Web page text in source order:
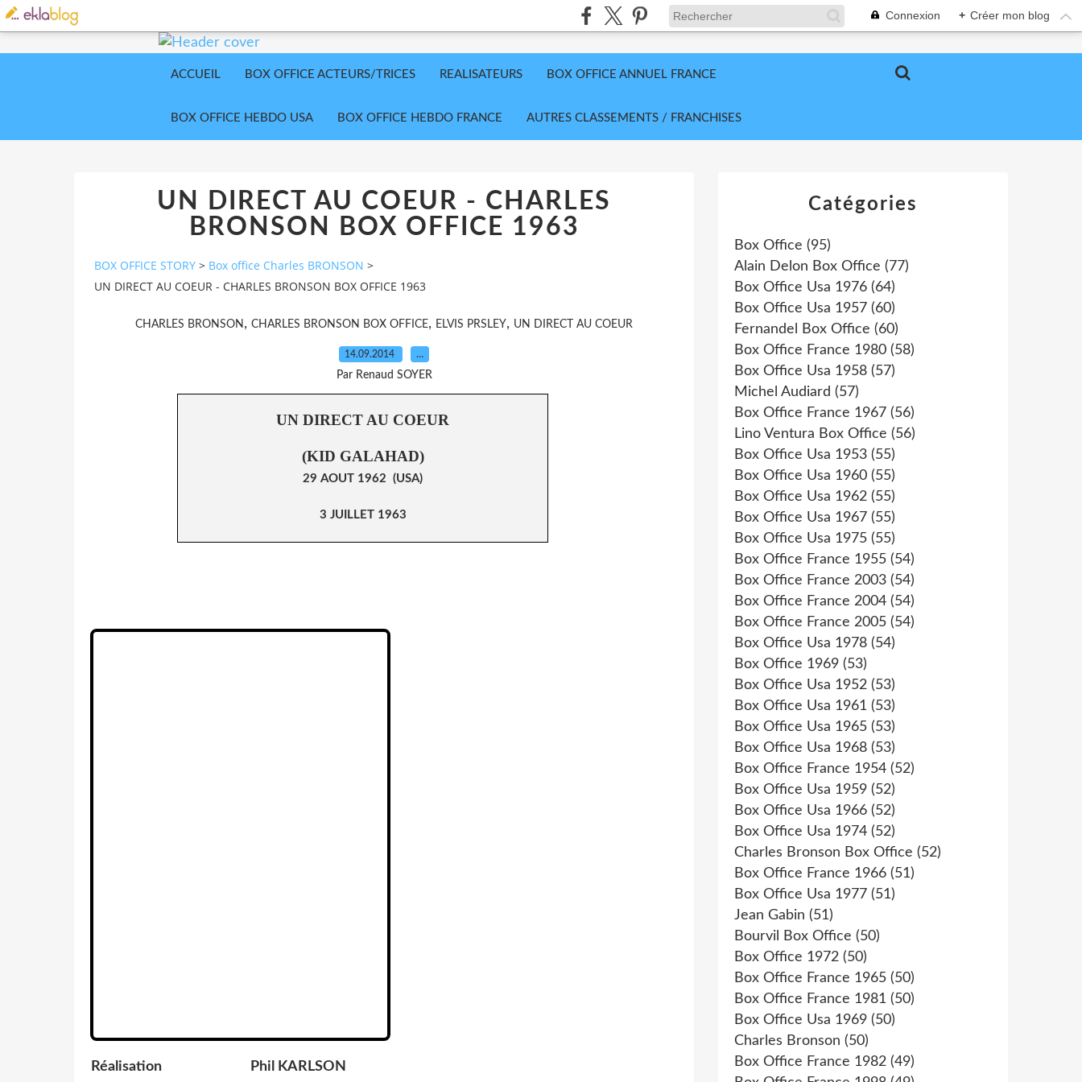
Connexion + Créer mon blog
ACCUEIL BOX OFFICE ACTEURS/TRICES REALISATEURS BOX OFFICE ANNUEL FRANCE
BOX OFFICE HEBDO USA BOX OFFICE HEBDO FRANCE AUTRES CLASSEMENTS / FRANCHISES
UN DIRECT AU COEUR - CHARLES
BRONSON BOX OFFICE 1963
BOX OFFICE STORY > Box office Charles BRONSON >
UN DIRECT AU COEUR - CHARLES BRONSON BOX OFFICE 1963
CHARLES BRONSON , CHARLES BRONSON BOX OFFICE, ELVIS PRSLEY, UN DIRECT AU COEUR
14.09.2014 …
Par Renaud SOYER
UN DIRECT AU COEUR
(KID GALAHAD)
29 AOUT 1962 (USA)
3 JUILLET 1963
Réalisation Phil KARLSON
Catégories
Box Office (95)
Alain Delon Box Office (77)
Box Office Usa 1976 (64)
Box Office Usa 1957 (60)
Fernandel Box Office (60)
Box Office France 1980 (58)
Box Office Usa 1958 (57)
Michel Audiard (57)
Box Office France 1967 (56)
Lino Ventura Box Office (56)
Box Office Usa 1953 (55)
Box Office Usa 1960 (55)
Box Office Usa 1962 (55)
Box Office Usa 1967 (55)
Box Office Usa 1975 (55)
Box Office France 1955 (54)
Box Office France 2003 (54)
Box Office France 2004 (54)
Box Office France 2005 (54)
Box Office Usa 1978 (54)
Box Office 1969 (53)
Box Office Usa 1952 (53)
Box Office Usa 1961 (53)
Box Office Usa 1965 (53)
Box Office Usa 1968 (53)
Box Office France 1954 (52)
Box Office Usa 1959 (52)
Box Office Usa 1966 (52)
Box Office Usa 1974 (52)
Charles Bronson Box Office (52)
Box Office France 1966 (51)
Box Office Usa 1977 (51)
Jean Gabin (51)
Bourvil Box Office (50)
Box Office 1972 (50)
Box Office France 1965 (50)
Box Office France 1981 (50)
Box Office Usa 1969 (50)
Charles Bronson (50)
Box Office France 1982 (49)